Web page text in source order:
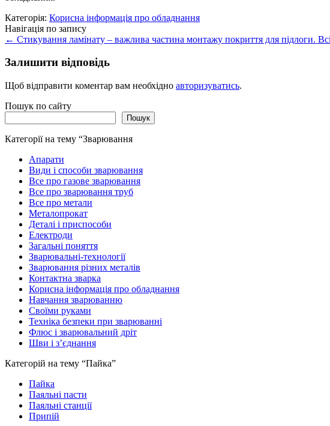
Категорія: Корисна інформація про обладнання
Навігація по запису
← Стикування ламінату – важлива частина монтажу покриття для підлоги. Всі
Залишити відповідь
Щоб відправити коментар вам необхідно авторизуватись.
Пошук по сайту
Пошук
Категорії на тему “Зварювання
Апарати
Види і способи зварювання
Все про газове зварювання
Все про зварювання труб
Все про метали
Металопрокат
Деталі і приспособи
Електроди
Загальні поняття
Зварювальні-технології
Зварювання різних металів
Контактна зварка
Корисна інформація про обладнання
Навчання зварюванню
Своїми руками
Техніка безпеки при зварюванні
Флюс і зварювальний дріт
Шви і з’єднання
Категорій на тему “Пайка”
Пайка
Паяльні пасти
Паяльні станції
Припій